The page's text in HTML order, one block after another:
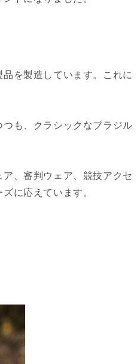
を製造しています。これに
も、クラシックなブラジル
、審判ウェア、競技アクセ
に応えています。